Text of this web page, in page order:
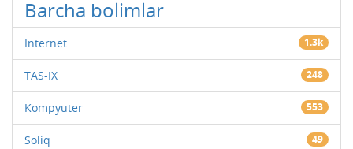
Barcha bolimlar
Internet 1.3k
TAS-IX 248
Kompyuter 553
Soliq 49